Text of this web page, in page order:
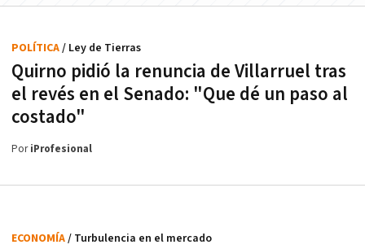
Quirno pidió la renuncia de Villarruel tras
el revés en el Senado: "Que dé un paso al
costado"
POLÍTICA/ Ley de Tierras
PoriProfesional
ECONOMÍA/ Turbulencia en el mercado